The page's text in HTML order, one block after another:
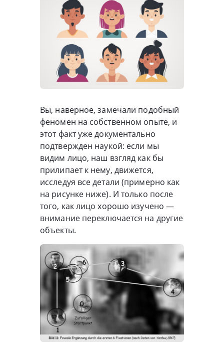
Вы, наверное, замечали подобный
феномен на собственном опыте, и
этот факт уже документально
подтвержден наукой: если мы
видим лицо, наш взгляд как бы
прилипает к нему, движется,
исследуя все детали (примерно как
на рисунке ниже). И только после
того, как лицо хорошо изучено —
внимание переключается на другие
объекты.